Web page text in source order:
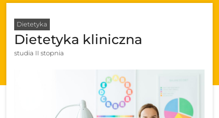
Dietetyka
Dietetyka kliniczna
studia II stopnia